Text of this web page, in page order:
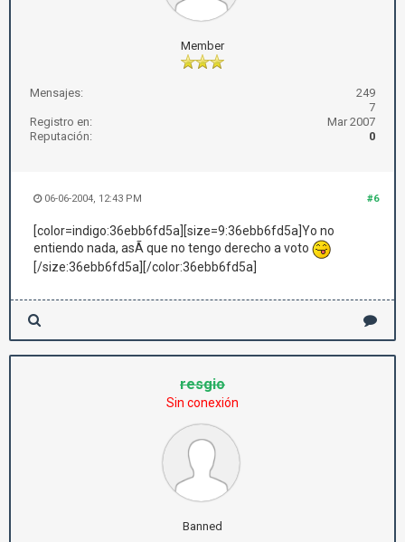
Member
Mensajes:
249
7
Registro en:
Mar 2007
Reputación:
0
#6
06-06-2004, 12:43 PM
[color=indigo:36ebb6fd5a][size=9:36ebb6fd5a]Yo no
entiendo nada, asÃ­ que no tengo derecho a voto
[/size:36ebb6fd5a][/color:36ebb6fd5a]
resgio
Sin conexión
Banned